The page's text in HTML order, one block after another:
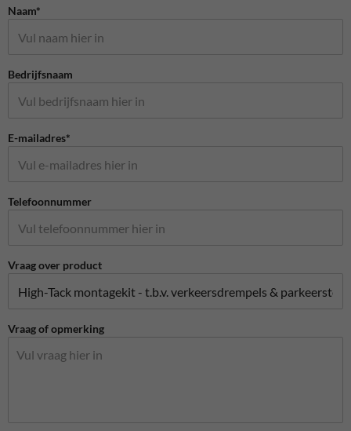
Naam*
Bedrijfsnaam
E-mailadres*
Telefoonnummer
Vraag over product
Vraag of opmerking